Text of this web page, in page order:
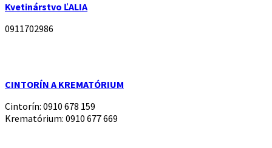
Kvetinárstvo ĽALIA
0911702986
CINTORÍN A KREMATÓRIUM
Cintorín: 0910 678 159
Krematórium: 0910 677 669